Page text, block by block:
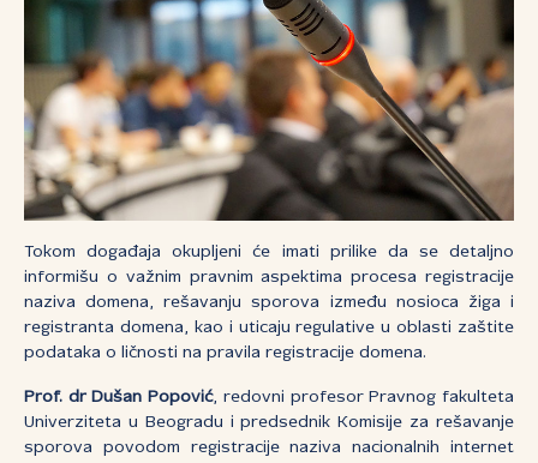
Tokom događaja okupljeni će imati prilike da se detaljno
informišu o važnim pravnim aspektima procesa registracije
naziva domena, rešavanju sporova između nosioca žiga i
registranta domena, kao i uticaju regulative u oblasti zaštite
podataka o ličnosti na pravila registracije domena.
Prof. dr Dušan Popović, redovni profesor Pravnog fakulteta
Univerziteta u Beogradu i predsednik Komisije za rešavanje
sporova povodom registracije naziva nacionalnih internet